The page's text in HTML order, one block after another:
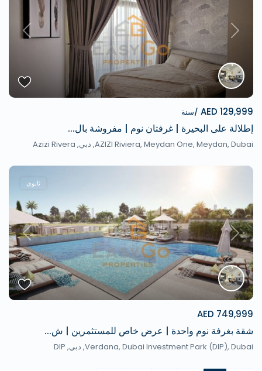
Next
129,999 AED /سنة
إطلالة على البحيرة | غرفتان نوم | مفروشة بال...
AZIZI Riviera, Meydan One, Meydan, Dubai, دبي,
Azizi Rivera
Next
ثانوي
749,999 AED
شقة بغرفة نوم واحدة | عرض خاص للمستثمرين | ش...
Verdana, Dubai Investment Park (DIP), Dubai, دبي,
DIP